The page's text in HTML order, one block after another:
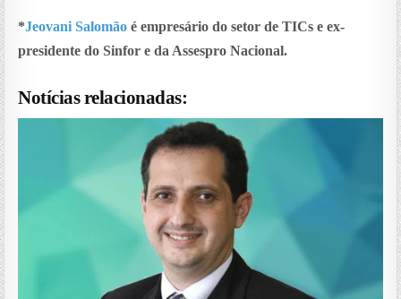
*Jeovani Salomão é empresário do setor de TICs e ex-
presidente do Sinfor e da Assespro Nacional.
Notícias relacionadas: